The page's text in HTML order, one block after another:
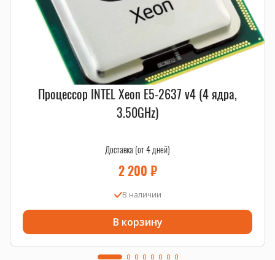
процессоры, материнские платы,системы охлаждения
Процессор INTEL Xeon E5-2637 v4 (4 ядра,
3.50GHz)
Доставка (от 4 дней)
2 200 ₽
В наличии
В корзину